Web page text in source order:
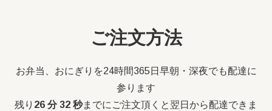
ご注文方法
お弁当、おにぎりを24時間365日早朝・深夜でも配達に
参ります
残り 26 分 31 秒までにご注文頂くと翌日から配達できま